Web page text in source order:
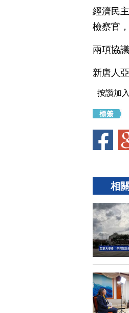
經濟民
檢察官
兩項協
新唐人
按讚加入
相